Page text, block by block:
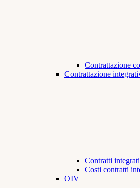
Contrattazione
Contrattazione
Contratti
Costi contratti
OIV